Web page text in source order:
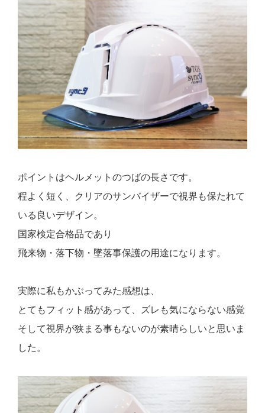
ポイントはヘルメットのつばの長さです。
程よく短く、クリアのサンバイザーで視界も保たれて
いる良いデザイン。
国家検定合格品であり
飛来物・落下物・墜落事保護の用途になります。
実際に私もかぶってみた感想は、
とてもフィット感があって、ズレも気にならない感覚
そして視界が狭まる事もないのが素晴らしいと思いま
した。